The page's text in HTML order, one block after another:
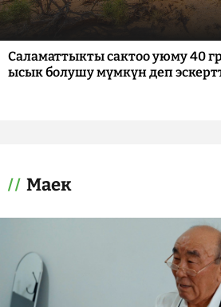
Саламаттыкты сактоо уюму 40
ысык болушу мүмкүн деп
Маек